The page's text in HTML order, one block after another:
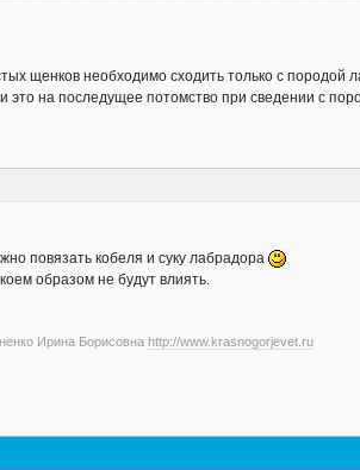
щенков необходимо сходить только с породой
это на последущее потомство при сведении с
повязать кобеля и суку лабрадора
образом не будут влиять.
Ирина Борисовна http://www.krasnogorjevet.ru